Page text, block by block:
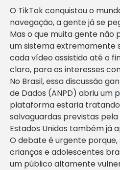
O TikTok conquistou o
navegação, a gente já se
Mas o que muita gente
um sistema extremamente
cada vídeo assistido até o
claro, para os interesses
No Brasil, essa discussão
de Dados (ANPD) abriu um
plataforma estaria tratando
salvaguardas previstas pela
Estados Unidos também já
O debate é urgente porque,
crianças e adolescentes
um público altamente